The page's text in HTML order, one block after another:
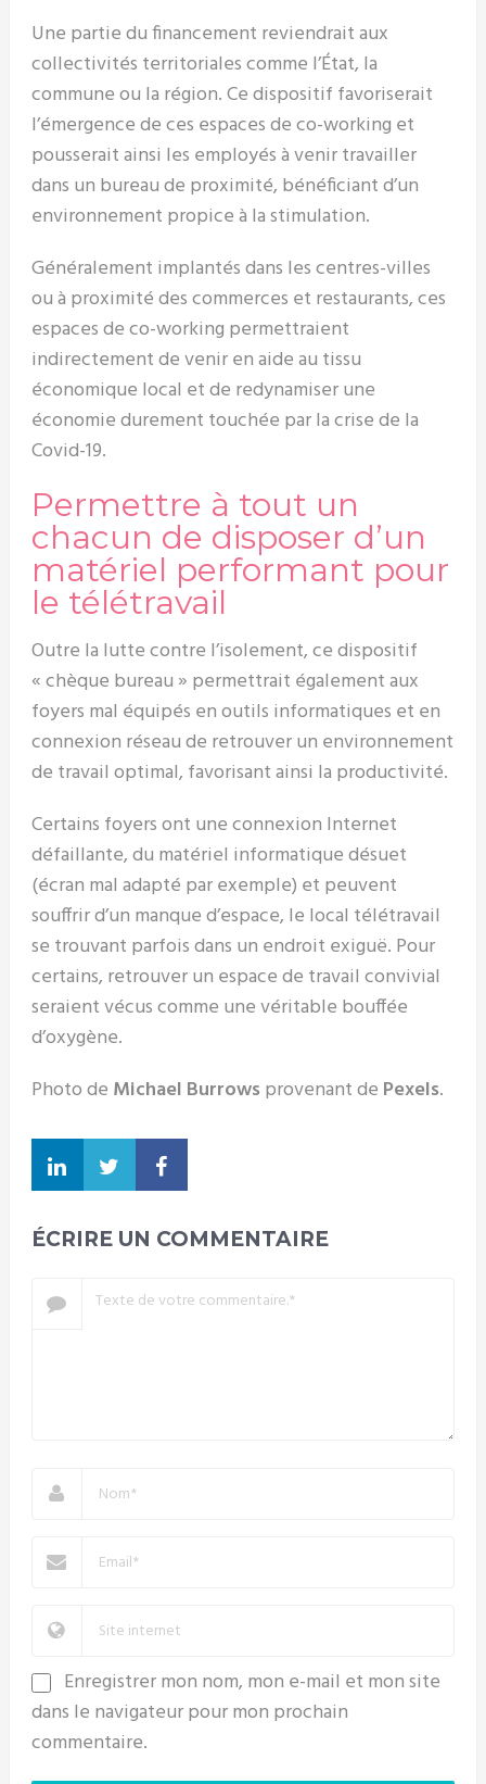
Une partie du financement reviendrait aux
collectivités territoriales comme l’État, la
commune ou la région. Ce dispositif favoriserait
l’émergence de ces espaces de co-working et
pousserait ainsi les employés à venir travailler
dans un bureau de proximité, bénéficiant d’un
environnement propice à la stimulation.
Généralement implantés dans les centres-villes
ou à proximité des commerces et restaurants, ces
espaces de co-working permettraient
indirectement de venir en aide au tissu
économique local et de redynamiser une
économie durement touchée par la crise de la
Covid-19.
Permettre à tout un
chacun de disposer d’un
matériel performant pour
le télétravail
Outre la lutte contre l’isolement, ce dispositif
« chèque bureau » permettrait également aux
foyers mal équipés en outils informatiques et en
connexion réseau de retrouver un environnement
de travail optimal, favorisant ainsi la productivité.
Certains foyers ont une connexion Internet
défaillante, du matériel informatique désuet
(écran mal adapté par exemple) et peuvent
souffrir d’un manque d’espace, le local télétravail
se trouvant parfois dans un endroit exiguë. Pour
certains, retrouver un espace de travail convivial
seraient vécus comme une véritable bouffée
d’oxygène.
Photo de Michael Burrows provenant de Pexels.
ÉCRIRE UN COMMENTAIRE
Enregistrer mon nom, mon e-mail et mon site
dans le navigateur pour mon prochain
commentaire.